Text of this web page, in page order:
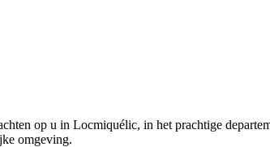
op u in Locmiquélic, in het prachtige
omgeving.